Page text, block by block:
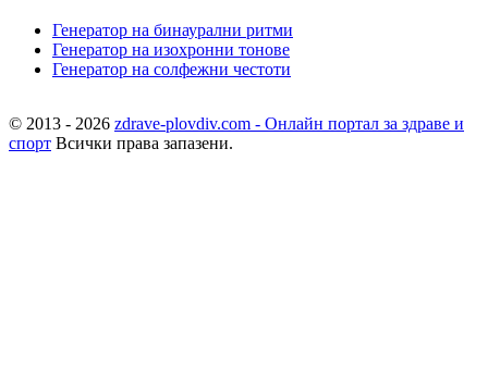
Генератор на бинаурални ритми
Генератор на изохронни тонове
Генератор на солфежни честоти
© 2013 - 2026 zdrave-plovdiv.com - Онлайн портал за здраве и
спорт Всички права запазени.